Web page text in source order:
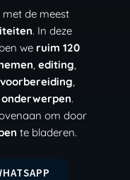
met de meest
. In deze
we ruim 120
, editing,
,
.
om door
te bladeren.